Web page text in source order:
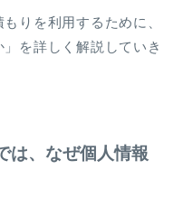
りを利用するために、
を詳しく解説していき
は、なぜ個人情報